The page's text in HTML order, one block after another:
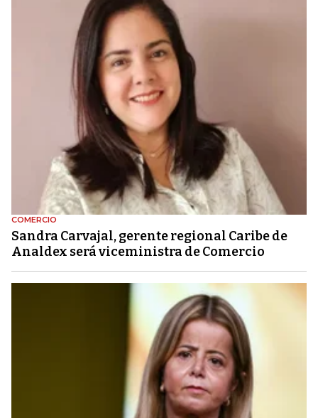
COMERCIO
Sandra Carvajal, gerente regional Caribe de
Analdex será viceministra de Comercio